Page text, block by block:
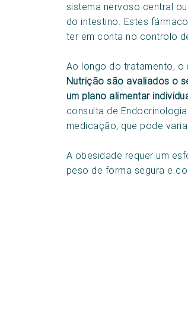
sistema nervoso central
do intestino. Estes
ter em conta no controlo
Ao longo do tratamento, o
Nutrição são avaliados o
um plano alimentar
consulta de
medicação, que pode
A obesidade requer um
peso de forma segura e